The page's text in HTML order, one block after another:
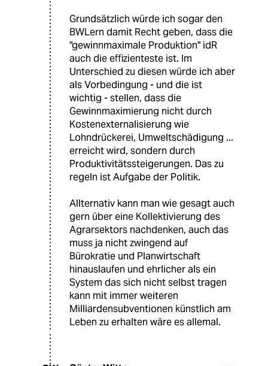
Grundsätzlich würde ich sogar den
BWLern damit Recht geben, dass die
"gewinnmaximale Produktion" idR
auch die effizienteste ist. Im
Unterschied zu diesen würde ich aber
als Vorbedingung - und die ist
wichtig - stellen, dass die
Gewinnmaximierung nicht durch
Kostenexternalisierung wie
Lohndrückerei, Umweltschädigung ...
erreicht wird, sondern durch
Produktivitätssteigerungen. Das zu
regeln ist Aufgabe der Politik.
Allternativ kann man wie gesagt auch
gern über eine Kollektivierung des
Agrarsektors nachdenken, auch das
muss ja nicht zwingend auf
Bürokratie und Planwirtschaft
hinauslaufen und ehrlicher als ein
System das sich nicht selbst tragen
kann mit immer weiteren
Milliardensubventionen künstlich am
Leben zu erhalten wäre es allemal.